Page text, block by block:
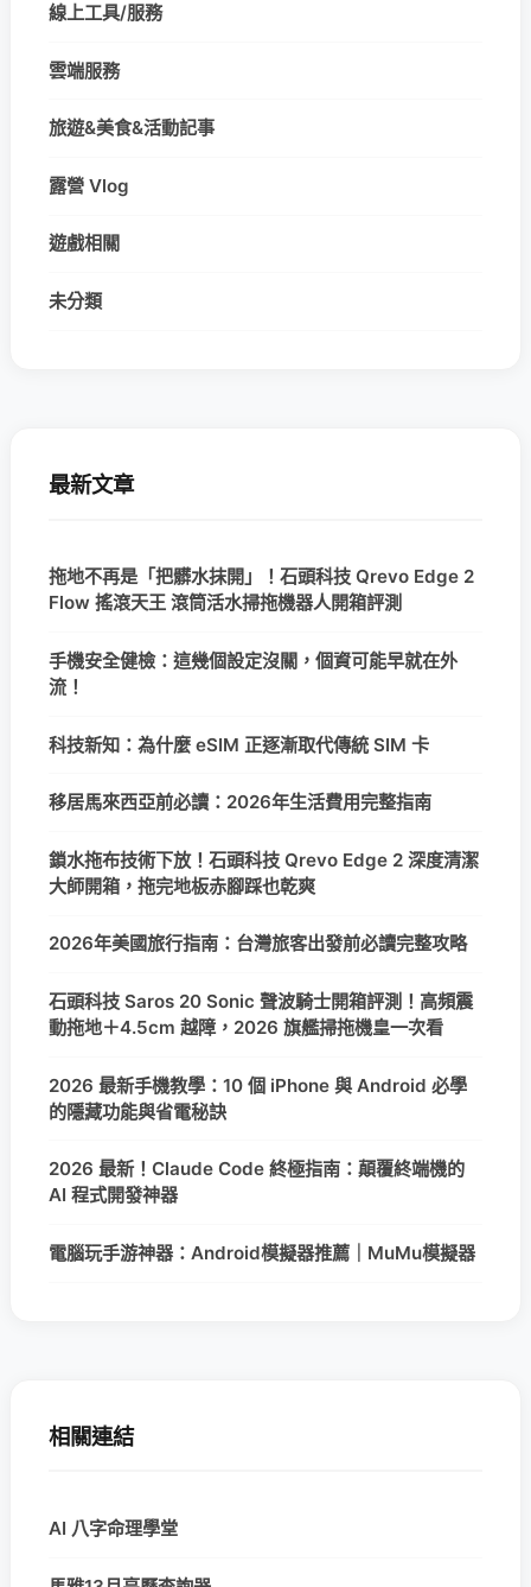
線上工具/服務
雲端服務
旅遊&美食&活動記事
露營 Vlog
遊戲相關
未分類
最新文章
拖地不再是「把髒水抹開」！石頭科技 Qrevo Edge 2
Flow 搖滾天王 滾筒活水掃拖機器人開箱評測
手機安全健檢：這幾個設定沒關，個資可能早就在外
流！
科技新知：為什麼 eSIM 正逐漸取代傳統 SIM 卡
移居馬來西亞前必讀：2026年生活費用完整指南
鎖水拖布技術下放！石頭科技 Qrevo Edge 2 深度清潔
大師開箱，拖完地板赤腳踩也乾爽
2026年美國旅行指南：台灣旅客出發前必讀完整攻略
石頭科技 Saros 20 Sonic 聲波騎士開箱評測！高頻震
動拖地＋4.5cm 越障，2026 旗艦掃拖機皇一次看
2026 最新手機教學：10 個 iPhone 與 Android 必學
的隱藏功能與省電秘訣
2026 最新！Claude Code 終極指南：顛覆終端機的
AI 程式開發神器
電腦玩手游神器：Android模擬器推薦｜MuMu模擬器
相關連結
AI 八字命理學堂